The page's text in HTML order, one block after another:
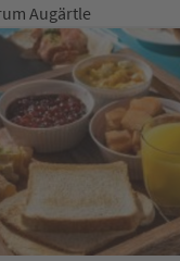
Augärtle